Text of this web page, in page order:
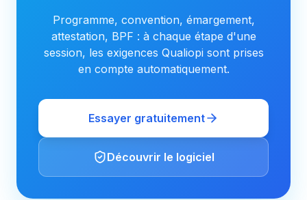
Programme, convention, émargement,
attestation, BPF : à chaque étape d'une
session, les exigences Qualiopi sont prises
en compte automatiquement.
Essayer gratuitement
Découvrir le logiciel